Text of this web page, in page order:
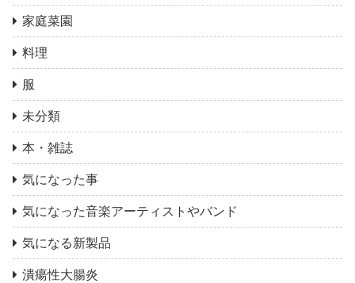
家庭菜園
料理
服
未分類
本・雑誌
気になった事
気になった音楽アーティストやバンド
気になる新製品
潰瘍性大腸炎